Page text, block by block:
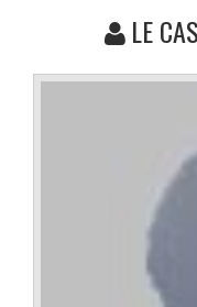
LE